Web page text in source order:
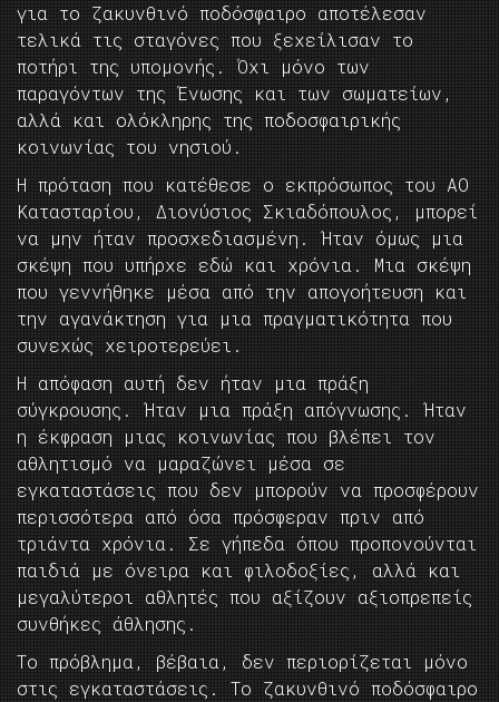
για το ζακυνθινό ποδόσφαιρο αποτέλεσαν
τελικά τις σταγόνες που ξεχείλισαν το
ποτήρι της υπομονής. Όχι μόνο των
παραγόντων της Ένωσης και των σωματείων,
αλλά και ολόκληρης της ποδοσφαιρικής
κοινωνίας του νησιού.
Η πρόταση που κατέθεσε ο εκπρόσωπος του ΑΟ
Κατασταρίου, Διονύσιος Σκιαδόπουλος, μπορεί
να μην ήταν προσχεδιασμένη. Ήταν όμως μια
σκέψη που υπήρχε εδώ και χρόνια. Μια σκέψη
που γεννήθηκε μέσα από την απογοήτευση και
την αγανάκτηση για μια πραγματικότητα που
συνεχώς χειροτερεύει.
Η απόφαση αυτή δεν ήταν μια πράξη
σύγκρουσης. Ήταν μια πράξη απόγνωσης. Ήταν
η έκφραση μιας κοινωνίας που βλέπει τον
αθλητισμό να μαραζώνει μέσα σε
εγκαταστάσεις που δεν μπορούν να προσφέρουν
περισσότερα από όσα πρόσφεραν πριν από
τριάντα χρόνια. Σε γήπεδα όπου προπονούνται
παιδιά με όνειρα και φιλοδοξίες, αλλά και
μεγαλύτεροι αθλητές που αξίζουν αξιοπρεπείς
συνθήκες άθλησης.
Το πρόβλημα, βέβαια, δεν περιορίζεται μόνο
στις εγκαταστάσεις. Το ζακυνθινό ποδόσφαιρο